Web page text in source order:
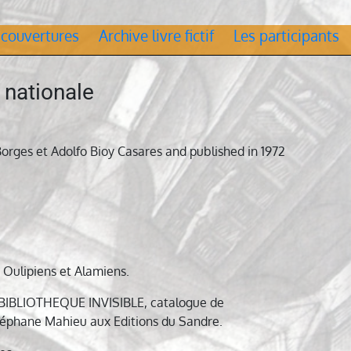
Archive livre fictif Les participants
et Adolfo Bioy Casares and published in 1972
et Alamiens.
INVISIBLE, catalogue de
Mahieu aux Editions du Sandre.